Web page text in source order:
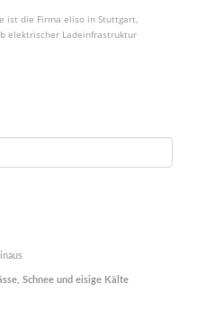
ist die Firma eliso in Stuttgart,
elektrischer Ladeinfrastruktur
Schnee und eisige Kälte